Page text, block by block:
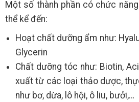
Một số thành phần có chức
thể kể đến:
Hoạt chất dưỡng ẩm như:
Glycerin
Chất dưỡng tóc như: Biotin,
xuất từ các loại thảo dược,
như bơ, dừa, lô hội, ô liu, bưởi,…